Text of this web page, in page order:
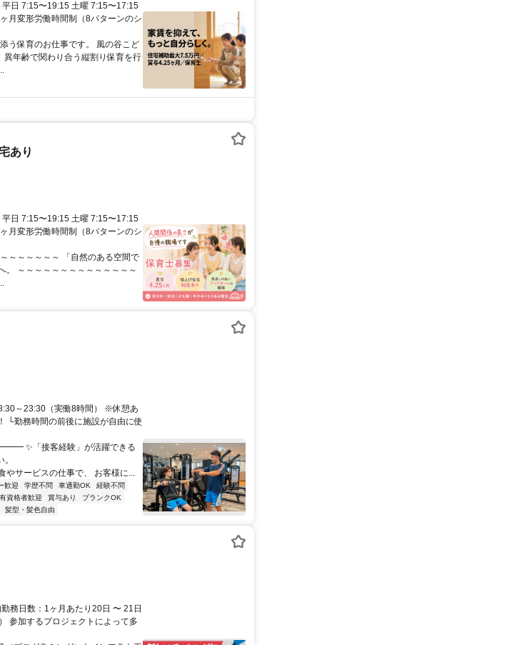
日 7:15〜19:15 土曜 7:15〜17:15
月変形労働時間制（8パターンのシ
う保育のお仕事です。 風の谷こど
異年齢で関わり合う縦割り保育を行
あり
日 7:15〜19:15 土曜 7:15〜17:15
月変形労働時間制（8パターンのシ
～～～～～～ 「自然のある空間で
。 ～～～～～～～～～～～～～～
～23:30（実働8時間） ※休憩あ
└勤務時間の前後に施設が自由に使
接客経験」が活躍できる
スの仕事で、 お客様に...
歓迎 学歴不問 車通勤OK
経験不問
有資格者歓迎 賞与あり
ブランクOK
髪型・髪色自由
務日数：1ヶ月あたり20日 〜 21日
参加するプロジェクトによって多